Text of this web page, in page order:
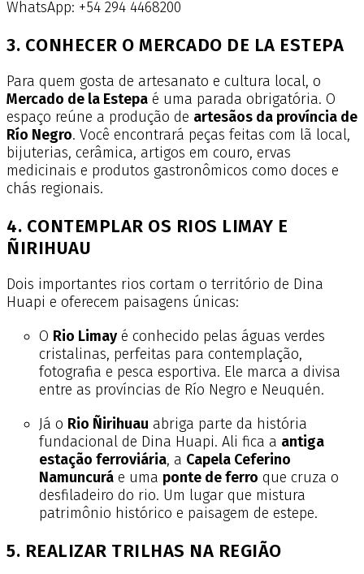
WhatsApp: +54 294 4468200
3. CONHECER O MERCADO DE LA ESTEPA
Para quem gosta de artesanato e cultura local, o
Mercado de la Estepa é uma parada obrigatória. O
espaço reúne a produção de artesãos da província de
Río Negro. Você encontrará peças feitas com lã local,
bijuterias, cerâmica, artigos em couro, ervas
medicinais e produtos gastronômicos como doces e
chás regionais.
4. CONTEMPLAR OS RIOS LIMAY E
ÑIRIHUAU
Dois importantes rios cortam o território de Dina
Huapi e oferecem paisagens únicas:
O Rio Limayé conhecido pelas águas verdes
cristalinas, perfeitas para contemplação,
fotografia e pesca esportiva. Ele marca a divisa
entre as províncias de Río Negro e Neuquén.
Já o Rio Ñirihuau abriga parte da história
fundacional de Dina Huapi. Ali fica a antiga
estação ferroviária, a Capela Ceferino
Namuncurá e uma ponte de ferro que cruza o
desfiladeiro do rio. Um lugar que mistura
patrimônio histórico e paisagem de estepe.
5. REALIZAR TRILHAS NA REGIÃO